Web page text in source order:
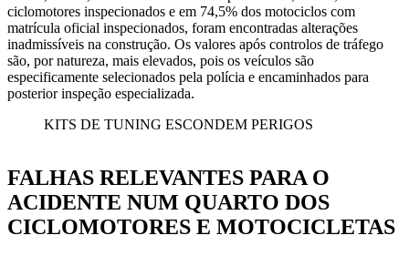
ciclomotores inspecionados e em 74,5% dos motociclos com
matrícula oficial inspecionados, foram encontradas alterações
inadmissíveis na construção. Os valores após controlos de tráfego
são, por natureza, mais elevados, pois os veículos são
especificamente selecionados pela polícia e encaminhados para
posterior inspeção especializada.
KITS DE TUNING ESCONDEM PERIGOS
FALHAS RELEVANTES PARA O
ACIDENTE NUM QUARTO DOS
CICLOMOTORES E MOTOCICLETAS